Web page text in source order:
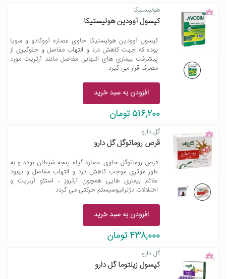
هولیستیکا
کپسول آوودین هولیستیکا
کپسول آوودین هولیستیکا حاوی عصاره آووکادو و سویا
بوده که جهت کاهش درد و التهاب مفاصل و جلوگیری از
پیشرفت بیماری های التهابی مفاصل مانند آرتریت مورد
مصرف قرار می گیرد
افزودن به سبد خرید
516,200 تومان
گل دارو
قرص روماتوگل گل دارو
قرص روماتوگل حاوی عصاره گیاه پنجه شیطان بوده و به
طور موثری موجب کاهش درد و التهاب مفاصل و بهبود
علائم بیماری هایی همچون آرتروز ، استئو آرتریت و
اختلالات دژنراتیوسیستم حرکتی می گردد
افزودن به سبد خرید
438,000 تومان
گل دارو
کپسول زینتوما گل دارو